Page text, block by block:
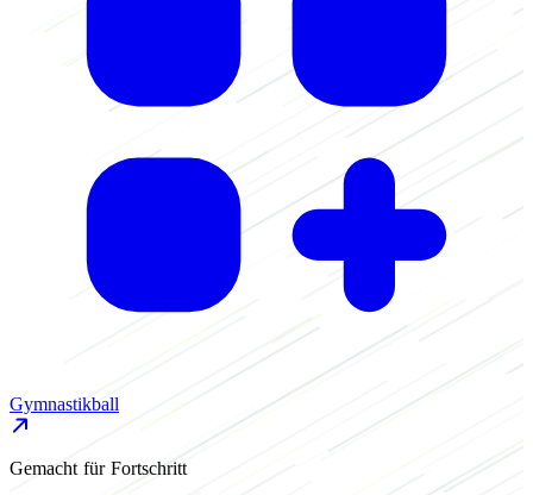
Gymnastikball
Gemacht für Fortschritt